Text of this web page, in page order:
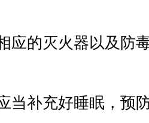
应的灭火器以及防
当补充好睡眠，预